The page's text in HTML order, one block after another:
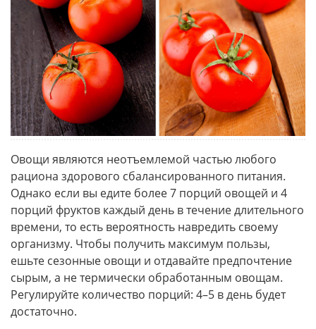
Овощи являются неотъемлемой частью любого
рациона здорового сбалансированного питания.
Однако если вы едите более 7 порций овощей и 4
порций фруктов каждый день в течение длительного
времени, то есть вероятность навредить своему
организму. Чтобы получить максимум пользы,
ешьте сезонные овощи и отдавайте предпочтение
сырым, а не термически обработанным овощам.
Регулируйте количество порций: 4–5 в день будет
достаточно.